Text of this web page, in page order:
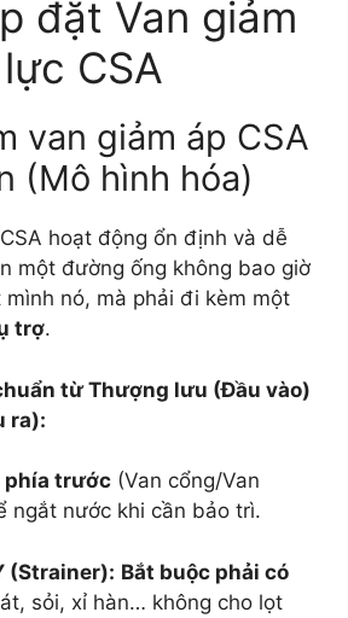
đặt Van giảm
CSA
van giảm áp CSA
(Mô hình hóa)
hoạt động ổn định và dễ
một đường ống không bao giờ
nó, mà phải đi kèm một
trợ.
từ Thượng lưu (Đầu vào)
ra):
phía trước (Van cổng/Van
ngắt nước khi cần bảo trì.
(Strainer): Bắt buộc phải có
sỏi, xỉ hàn… không cho lọt